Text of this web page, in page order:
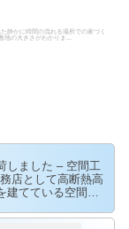
静かに時間の流れる場所での家づく
地の大きさがわかりま...
しました – 空間工
店として高断熱高
建てている空間工